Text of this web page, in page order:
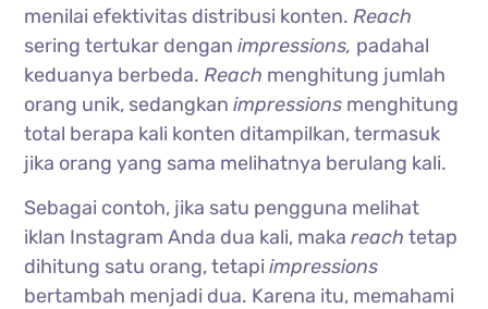
menilai efektivitas distribusi konten.Reach
sering tertukar denganimpressions, padahal
keduanya berbeda.Reach menghitung jumlah
orang unik, sedangkanimpressions menghitung
total berapa kali konten ditampilkan, termasuk
jika orang yang sama melihatnya berulang kali.
Sebagai contoh, jika satu pengguna melihat
iklan Instagram Anda dua kali, makareach tetap
dihitung satu orang, tetapiimpressions
bertambah menjadi dua. Karena itu, memahami